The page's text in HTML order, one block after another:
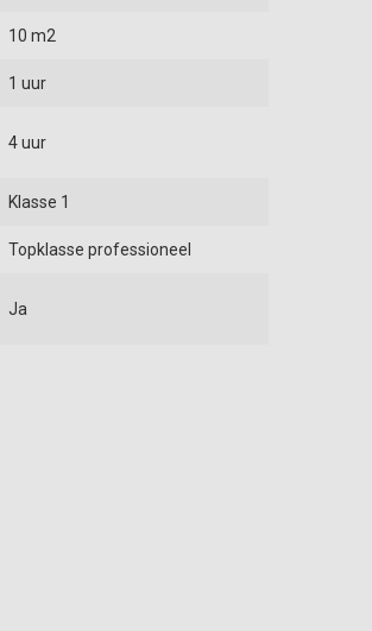
10 m2
1 uur
4 uur
Klasse 1
Topklasse professioneel
Ja